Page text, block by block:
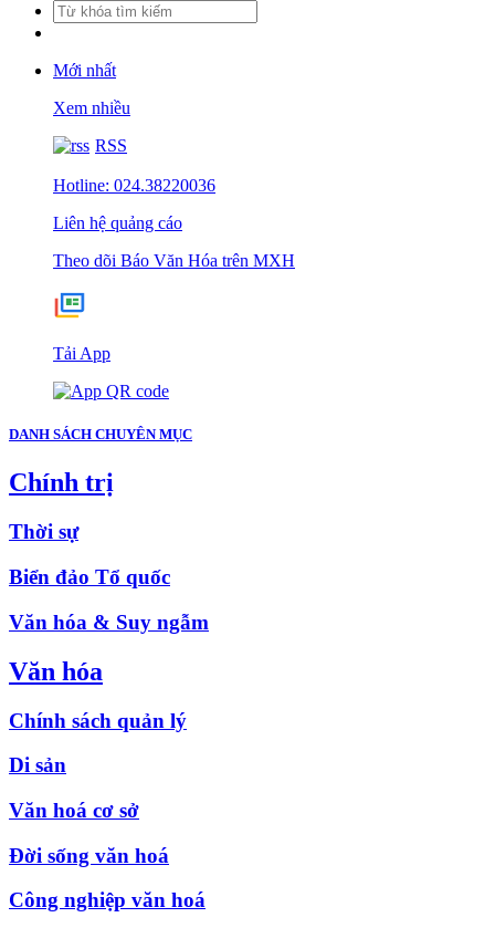
Mới nhất
Xem nhiều
RSS
Hotline: 024.38220036
Liên hệ quảng cáo
Theo dõi Báo Văn Hóa trên MXH
Tải App
DANH SÁCH CHUYÊN MỤC
Chính trị
Thời sự
Biển đảo Tổ quốc
Văn hóa & Suy ngẫm
Văn hóa
Chính sách quản lý
Di sản
Văn hoá cơ sở
Đời sống văn hoá
Công nghiệp văn hoá